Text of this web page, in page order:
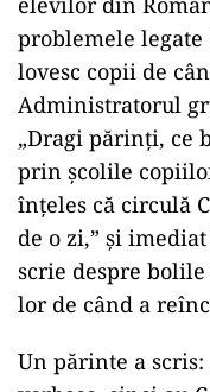
problemele
lovesc copii de
Administratorul
„Dragi părinți, ce
prin școlile
înțeles că circulă
de o zi,” și
scrie despre
lor de când a
Un părinte a scris: